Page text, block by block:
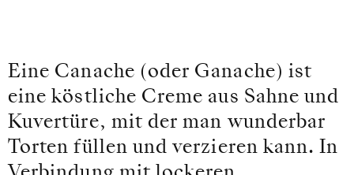
Eine Canache (oder Ganache) ist
eine köstliche Creme aus Sahne und
Kuvertüre, mit der man wunderbar
Torten füllen und verzieren kann. In